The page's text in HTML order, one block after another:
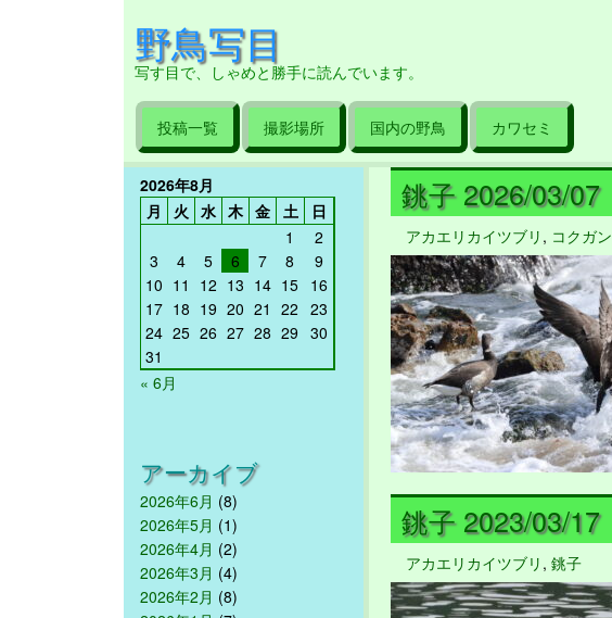
野鳥写目
写す目で、しゃめと勝手に読んでいます。
投稿一覧 撮影場所 国内の野鳥 カワセミ
2026年8月
月
火 水 木 金 土
日
1
2
3
4 5 6 7 8
9
10 11 12 13 14 15 16
17 18 19 20 21 22 23
24 25 26 27 28 29 30
31
« 6月
アーカイブ
2026年6月 (8)
2026年5月 (1)
2026年4月 (2)
2026年3月 (4)
2026年2月 (8)
銚子 2026/03/07
アカエリカイツブリ , コクガン
銚子 2023/03/17
アカエリカイツブリ , 銚子